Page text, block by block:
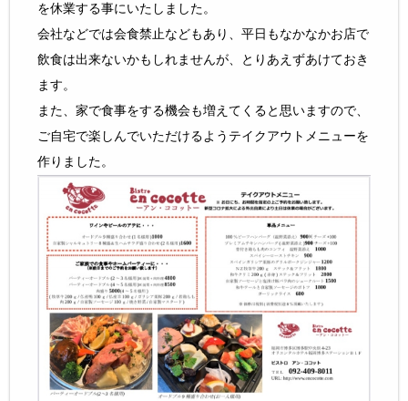
を休業する事にいたしました。
会社などでは会食禁止などもあり、平日もなかなかお店で
飲食は出来ないかもしれませんが、とりあえずあけておき
ます。
また、家で食事をする機会も増えてくると思いますので、
ご自宅で楽しんでいただけるようテイクアウトメニューを
作りました。